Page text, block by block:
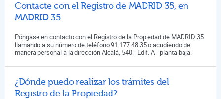
Contacte con el Registro de MADRID 35, en
MADRID 35
Póngase en contacto con el Registro de la Propiedad de MADRID 35
llamando a su número de teléfono 91 177 48 35 o acudiendo de
manera personal a la dirección Alcalá, 540 - Edif. A - planta baja.
¿Dónde puedo realizar los trámites del
Registro de la Propiedad?